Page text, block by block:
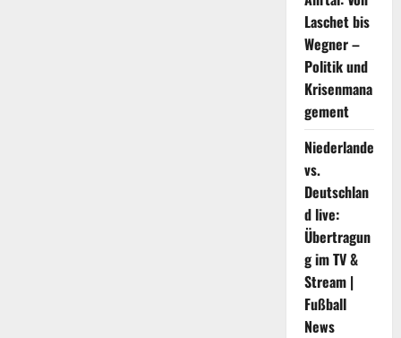
Laschet bis
Wegner –
Politik und
Krisenmana
gement
Niederlande
vs.
Deutschlan
d live:
Übertragun
g im TV &
Stream |
Fußball
News